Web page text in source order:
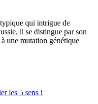
qui intrigue de
il se distingue par son
une mutation génétique
les 5 sens !